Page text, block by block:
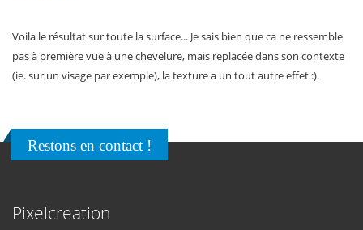
Voila le résultat sur toute la surface... Je sais bien que ca ne ressemble
pas à première vue à une chevelure, mais replacée dans son contexte
(ie. sur un visage par exemple), la texture a un tout autre effet :).
Restons en contact !
Pixelcreation